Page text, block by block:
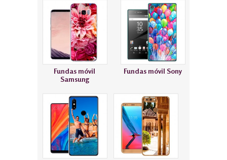
Fundas móvil
Samsung
Fundas móvil Sony